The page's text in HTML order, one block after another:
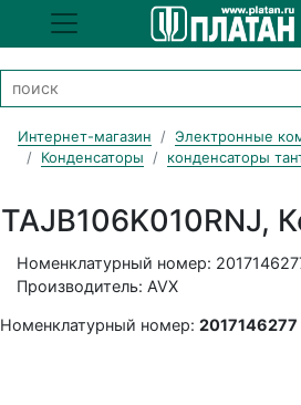
Интернет-магазин
Электронные
Конденсаторы
конденсаторы
TAJB106K010RNJ,
Номенклатурный номер:
Производитель: AVX
Номенклатурный номер: 2017146277